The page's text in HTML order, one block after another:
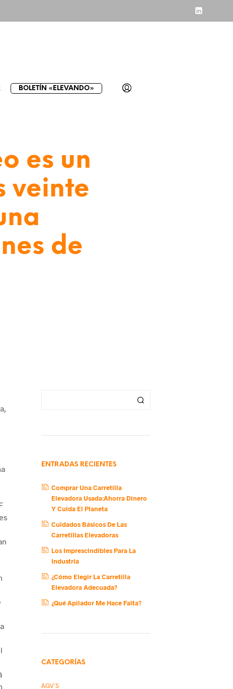
BOLETÍN «ELEVANDO»
es un
veinte
de
ENTRADAS RECIENTES
Comprar Una Carretilla
Elevadora Usada:Ahorra Dinero
Y Cuida El Planeta
Cuidados Básicos De Las
Carretillas Elevadoras
Los Imprescindibles Para La
Industria
¿Cómo Elegir La Carretilla
Elevadora Adecuada?
¿Qué Apilador Me Hace Falta?
CATEGORÍAS
AGV´s